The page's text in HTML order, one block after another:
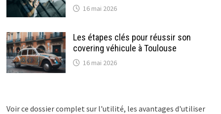
16 mai 2026
Les étapes clés pour réussir son
covering véhicule à Toulouse
16 mai 2026
Voir ce dossier complet sur l'utilité, les avantages d'utiliser